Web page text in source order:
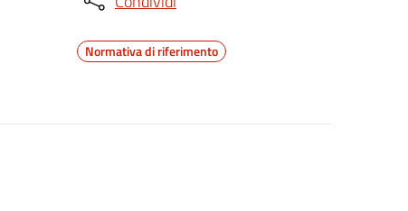
Normativa di riferimento